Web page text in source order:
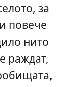
за
повече
нито
раждат,